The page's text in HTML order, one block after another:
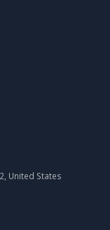
United States